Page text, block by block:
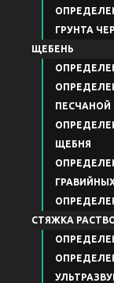
ГРУНТА
ЩЕБЕНЬ
ПЕСЧАНОЙ
ЩЕБНЯ
СТЯЖКА